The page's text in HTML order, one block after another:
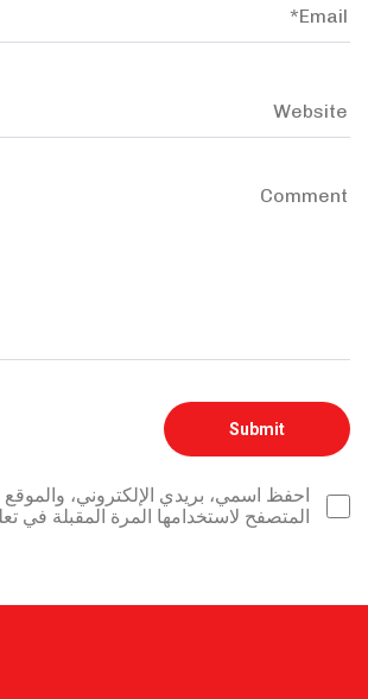
احفظ اسمي، بريدي الإلكتروني، والموقع
المتصفح لاستخدامها المرة المقبلة في